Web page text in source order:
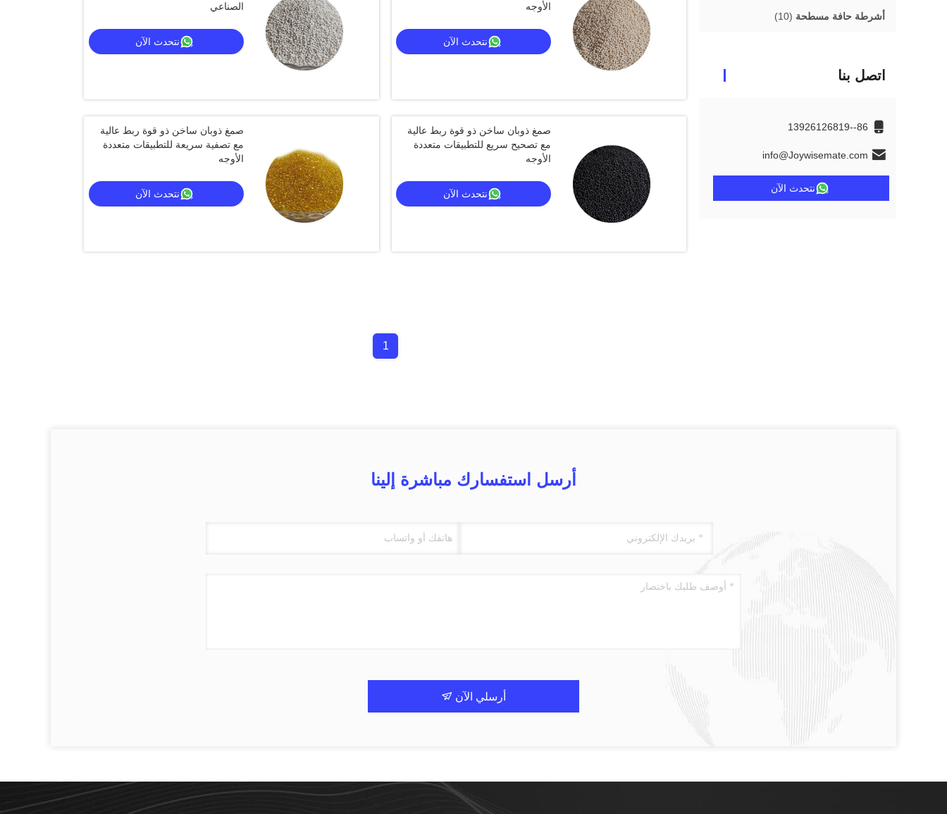
أشرطة حافة مسطحة (10)
اتصل بنا
86--13926126819
info@Joywisemate.com
نتحدث الآن
الأوجه
نتحدث الآن
الصناعي
نتحدث الآن
صمغ ذوبان ساخن ذو قوة ربط عالية
مع تصحيح سريع للتطبيقات متعددة
الأوجه
نتحدث الآن
صمغ ذوبان ساخن ذو قوة ربط عالية
مع تصفية سريعة للتطبيقات متعددة
الأوجه
نتحدث الآن
1
أرسل استفسارك مباشرة إلينا
أرسلي الآن